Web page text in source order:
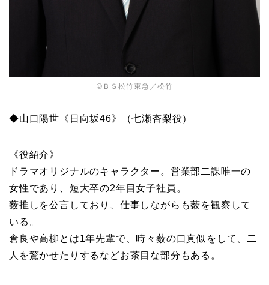
©ＢＳ松竹東急／松竹
◆山口陽世《日向坂46》（七瀬杏梨役）
《役紹介》
ドラマオリジナルのキャラクター。営業部二課唯一の
女性であり、短大卒の2年目女子社員。
薮推しを公言しており、仕事しながらも薮を観察して
いる。
倉良や高柳とは1年先輩で、時々薮の口真似をして、二
人を驚かせたりするなどお茶目な部分もある。